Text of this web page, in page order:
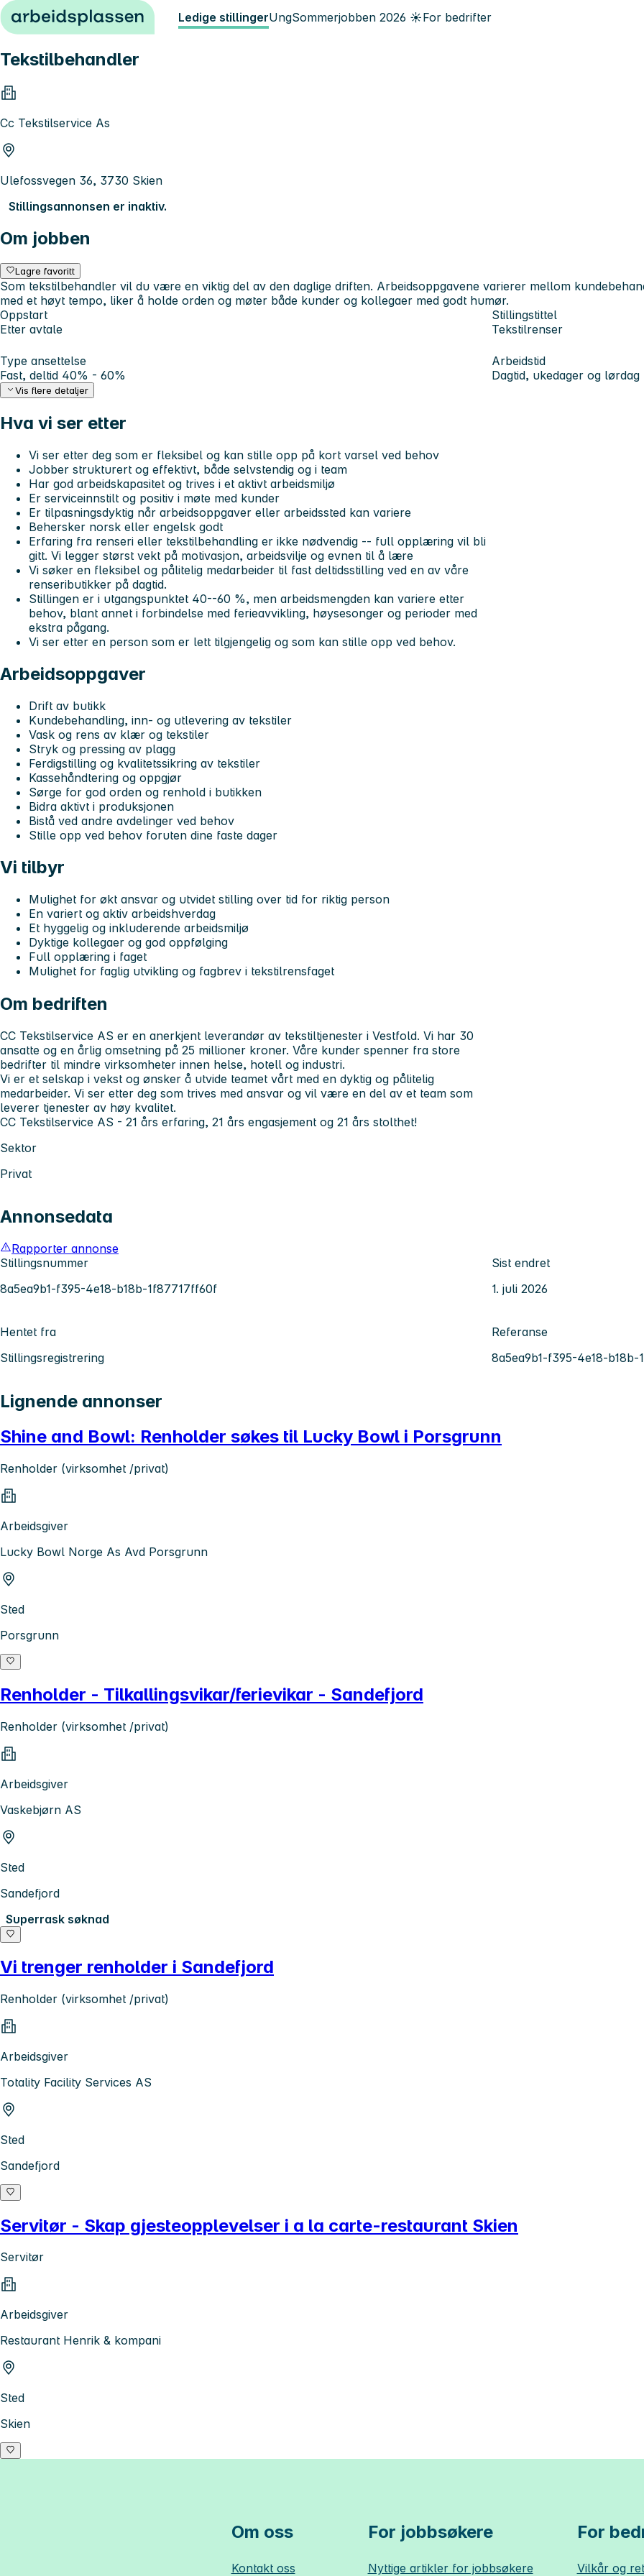
Hopp til innhold Ledige stillingerUngSommerjobben 2026 ☀️For bedrifter
Tekstilbehandler
Cc Tekstilservice As
Ulefossvegen 36, 3730 Skien
Stillingsannonsen er inaktiv.
Om jobben
Lagre favoritt
Som tekstilbehandler vil du være en viktig del av den daglige driften. Arbeidsoppgavene varierer mellom
med et høyt tempo, liker å holde orden og møter både kunder og kollegaer med godt humør.
Oppstart
Etter avtale
Stillingstittel
Tekstilrenser
Type ansettelse
Fast, deltid 40% - 60%
Arbeidstid
Dagtid, ukedager og lørdag
Vis flere detaljer
Hva vi ser etter
Vi ser etter deg som er fleksibel og kan stille opp på kort varsel ved behov
Jobber strukturert og effektivt, både selvstendig og i team
Har god arbeidskapasitet og trives i et aktivt arbeidsmiljø
Er serviceinnstilt og positiv i møte med kunder
Er tilpasningsdyktig når arbeidsoppgaver eller arbeidssted kan variere
Behersker norsk eller engelsk godt
Erfaring fra renseri eller tekstilbehandling er ikke nødvendig -- full opplæring vil bli
gitt. Vi legger størst vekt på motivasjon, arbeidsvilje og evnen til å lære
Vi søker en fleksibel og pålitelig medarbeider til fast deltidsstilling ved en av våre
renseributikker på dagtid.
Stillingen er i utgangspunktet 40--60 %, men arbeidsmengden kan variere etter
behov, blant annet i forbindelse med ferieavvikling, høysesonger og perioder med
ekstra pågang.
Vi ser etter en person som er lett tilgjengelig og som kan stille opp ved behov.
Arbeidsoppgaver
Drift av butikk
Kundebehandling, inn- og utlevering av tekstiler
Vask og rens av klær og tekstiler
Stryk og pressing av plagg
Ferdigstilling og kvalitetssikring av tekstiler
Kassehåndtering og oppgjør
Sørge for god orden og renhold i butikken
Bidra aktivt i produksjonen
Bistå ved andre avdelinger ved behov
Stille opp ved behov foruten dine faste dager
Vi tilbyr
Mulighet for økt ansvar og utvidet stilling over tid for riktig person
En variert og aktiv arbeidshverdag
Et hyggelig og inkluderende arbeidsmiljø
Dyktige kollegaer og god oppfølging
Full opplæring i faget
Mulighet for faglig utvikling og fagbrev i tekstilrensfaget
Om bedriften
CC Tekstilservice AS er en anerkjent leverandør av tekstiltjenester i Vestfold. Vi har 30
ansatte og en årlig omsetning på 25 millioner kroner. Våre kunder spenner fra store
bedrifter til mindre virksomheter innen helse, hotell og industri.
Vi er et selskap i vekst og ønsker å utvide teamet vårt med en dyktig og pålitelig
medarbeider. Vi ser etter deg som trives med ansvar og vil være en del av et team som
leverer tjenester av høy kvalitet.
CC Tekstilservice AS - 21 års erfaring, 21 års engasjement og 21 års stolthet!
Sektor
Privat
Annonsedata
Rapporter annonse
Stillingsnummer
8a5ea9b1-f395-4e18-b18b-1f87717ff60f
Sist endret
1. juli 2026
Hentet fra
Stillingsregistrering
Referanse
8a5ea9b1-f395-4e18-
Lignende annonser
Shine and Bowl: Renholder søkes til Lucky Bowl i Porsgrunn
Renholder (virksomhet /privat)
Arbeidsgiver
Lucky Bowl Norge As Avd Porsgrunn
Sted
Porsgrunn
Renholder - Tilkallingsvikar/ferievikar - Sandefjord
Renholder (virksomhet /privat)
Arbeidsgiver
Vaskebjørn AS
Sted
Sandefjord
Superrask søknad
Vi trenger renholder i Sandefjord
Renholder (virksomhet /privat)
Arbeidsgiver
Totality Facility Services AS
Sted
Sandefjord
Servitør - Skap gjesteopplevelser i a la carte-restaurant Skien
Servitør
Arbeidsgiver
Restaurant Henrik & kompani
Sted
Skien
Om oss
Kontakt oss
For jobbsøkere
Nyttige artikler for jobbsøkere
For
Vilkår og